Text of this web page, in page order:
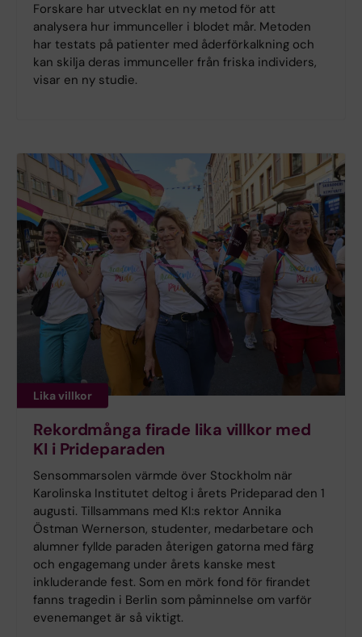
Forskare har utvecklat en ny metod för att
analysera hur immunceller i blodet mår. Metoden
har testats på patienter med åderförkalkning och
kan skilja deras immunceller från friska individers,
visar en ny studie.
Lika villkor
Rekordmånga firade lika villkor med
KI i Prideparaden
Sensommarsolen värmde över Stockholm när
Karolinska Institutet deltog i årets Prideparad den 1
augusti. Tillsammans med KI:s rektor Annika
Östman Wernerson, studenter, medarbetare och
alumner fyllde paraden återigen gatorna med färg
och engagemang under årets kanske mest
inkluderande fest. Som en mörk fond för firandet
fanns tragedin i Berlin som påminnelse om varför
evenemanget är så viktigt.